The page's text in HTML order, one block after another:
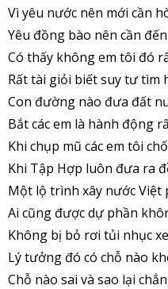
Vì yêu nước nên mới cần
Yêu đồng bào nên cần
Có thấy không em tôi đó
Rất tài giỏi biết suy tư tìm
Con đường nào đưa đất
Bắt các em là hành động
Khi chụp mũ các em tôi
Khi Tập Hợp luôn đưa ra
Một lộ trình xây nước Việt
Ai cũng được dự phần
Không bị bỏ rơi tủi nhục
Lý tưởng đó có chỗ nào
Chỗ nào sai và sao lại